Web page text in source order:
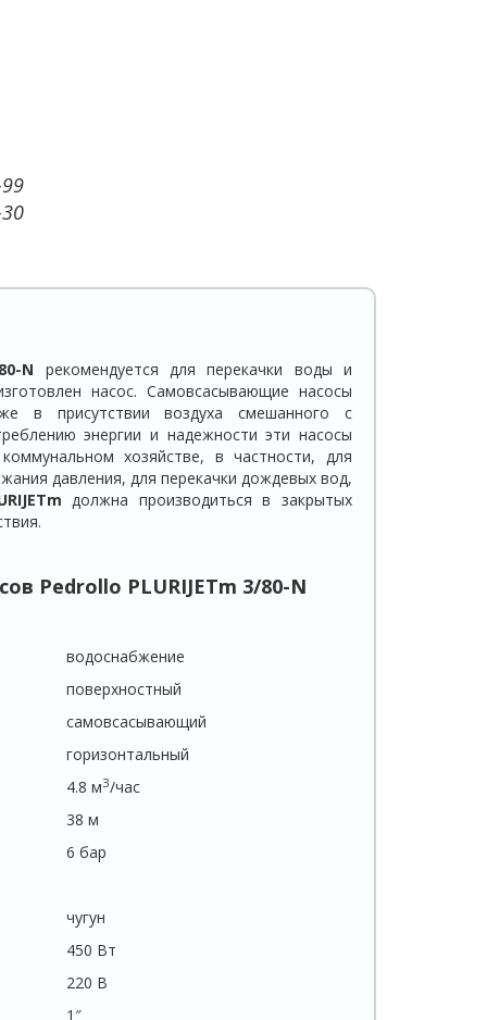
N рекомендуется для перекачки воды и
насос. Самовсасывающие насосы
в присутствии воздуха смешанного с
энергии и надежности эти насосы
хозяйстве, в частности, для
давления, для перекачки дождевых вод,
должна производиться в закрытых
Pedrollo PLURIJETm 3/80-N
водоснабжение
поверхностный
самовсасывающий
горизонтальный
4.8 мЗ/час
38 м
6 бар
чугун
450 Вт
220 В
1″